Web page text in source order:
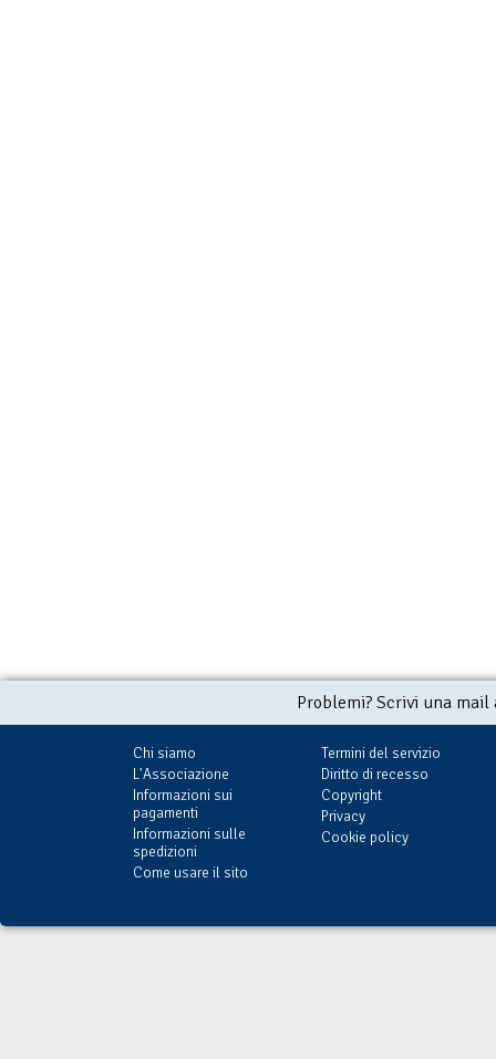
Problemi? Scrivi una
Chi siamo
L'Associazione
Informazioni sui
pagamenti
Informazioni sulle
spedizioni
Come usare il sito
Termini del servizio
Diritto di recesso
Copyright
Privacy
Cookie policy